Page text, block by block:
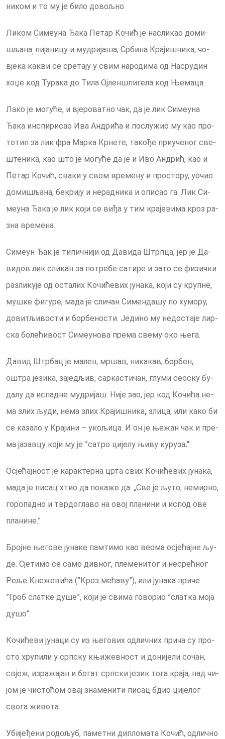
ни­ком и то му је било до­вољ­но.
Ли­ком Си­ме­у­на Ђа­ка Пе­тар Кочић је на­сли­као до­ми­
шља­на, пи­ја­ни­цу и му­дри­ја­ша, Ср­би­на Кра­ји­шни­ка, чо­
вје­ка ка­кви се сре­та­ју у свим на­ро­ди­ма од На­сру­дин
хо­џе код Ту­ра­ка до Тила Ој­лен­шпи­ге­ла код Ње­ма­ца.
Ла­ко је мо­гу­ће, и вје­ро­ват­но чак, да је лик Си­ме­у­на
Ђака ин­спи­ри­сао Ива Ан­дри­ћа и по­слу­жио му као про­
то­тип за лик фра Мар­ка Кр­не­те, та­ко­ђе при­у­че­ног све­
ште­ни­ка, као што је мо­гу­ће да је и Иво Ан­дрић, као и
Пе­тар Ко­чић, сва­ки у свом вре­ме­ну и про­сто­ру, уочио
до­ми­шља­на, бе­кри­ју и не­рад­ни­ка и опи­сао га. Лик Си­
ме­у­на Ђа­ка је лик ко­ји се ви­ђа у тим кра­је­ви­ма кроз ра­
зна вре­ме­на.
Си­меун Ђак је ти­пич­ни­ји од Да­ви­да Штрп­ца, јер је Да­
ви­дов лик сликан за по­тре­бе са­ти­ре и за­то се фи­зич­ки
раз­ли­ку­је од оста­лих Ко­чи­ће­вих ју­на­ка, ко­ји су круп­не,
му­шке фи­гу­ре, ма­да је сли­чан Си­мен­да­шу по ху­мо­ру,
до­ви­тљи­во­сти и бор­бе­но­сти. Је­ди­но му не­до­ста­је лир­
ска бо­ле­ћи­вост Си­ме­у­но­ва пре­ма све­му око ње­га.
Да­вид Штр­бац је ма­лен, мр­шав, ни­ка­кав, бор­бен,
оштра је­зи­ка, за­је­дљив, сар­ка­сти­чан, глу­ми се­о­ску бу­
да­лу да ис­пад­не му­дри­јаш. Ни­је зао, јер код Ко­чи­ћа не­
ма злих љу­ди, не­ма злих Крајишника, зли­ца, или ка­ко би
се ка­за­ло у Кра­ји­ни – уко­љи­ца. И он је ње­жан чак и пре­
ма ја­зав­цу ко­ји му је ”са­тро ци­је­лу њи­ву ку­ру­за.”
Осје­ћај­ност је ка­рак­тер­на цр­та свих Ко­чи­ће­вих ју­на­ка,
ма­да је пи­сац хтио да по­ка­же да: „Све је љу­то, не­мир­но,
го­ро­пад­но и твр­до­гла­во на овој пла­ни­ни и ис­под ове
пла­ни­не.”
Број­не ње­го­ве ју­на­ке пам­ти­мо као ве­о­ма осје­ћај­не љу­
де. Сје­ти­мо се са­мо див­ног, пле­ме­ни­тог и не­срећ­ног
Ре­ље Кне­же­ви­ћа (”Кроз ме­ћа­ву”), или ју­на­ка при­че
”Гроб слат­ке ду­ше”, ко­ји је сви­ма го­во­рио ”слат­ка мо­ја
ду­шо”.
Ко­чи­ће­ви јунаци су из ње­го­вих од­лич­них при­ча су про­
сто хру­пи­ли у срп­ску књи­жев­ност и до­ни­је­ли со­чан,
свјеж, из­ра­жа­јан и бо­гат срп­ски је­зик то­га кра­ја, над чи­
јом је чи­сто­ћом овај зна­ме­ни­ти пи­сац бдио ци­је­лог
сво­га жи­во­та.
Уби­је­ђе­ни ро­до­љуб, па­мет­ни ди­пло­ма­та Кочић, од­лич­но